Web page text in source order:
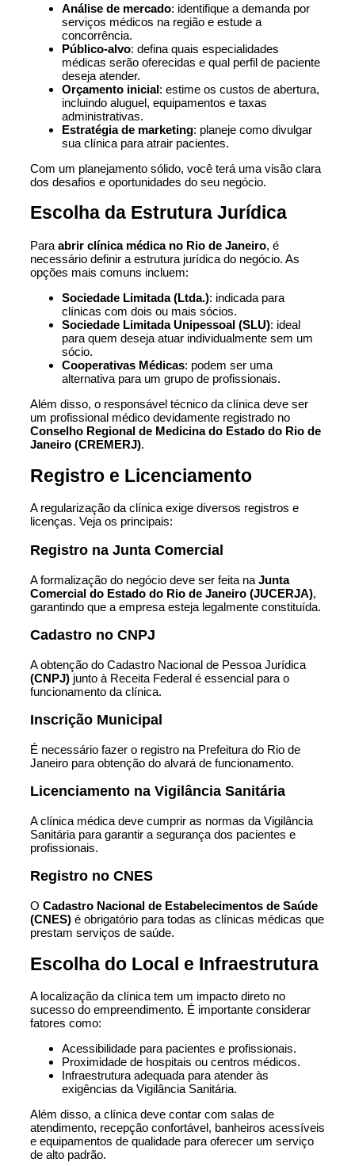
Análise de mercado: identifique a demanda por
serviços médicos na região e estude a
concorrência.
Público-alvo: defina quais especialidades
médicas serão oferecidas e qual perfil de paciente
deseja atender.
Orçamento inicial: estime os custos de abertura,
incluindo aluguel, equipamentos e taxas
administrativas.
Estratégia de marketing: planeje como divulgar
sua clínica para atrair pacientes.
Com um planejamento sólido, você terá uma visão clara
dos desafios e oportunidades do seu negócio.
Escolha da Estrutura Jurídica
Para abrir clínica médica no Rio de Janeiro, é
necessário definir a estrutura jurídica do negócio. As
opções mais comuns incluem:
Sociedade Limitada (Ltda.): indicada para
clínicas com dois ou mais sócios.
Sociedade Limitada Unipessoal (SLU): ideal
para quem deseja atuar individualmente sem um
sócio.
Cooperativas Médicas: podem ser uma
alternativa para um grupo de profissionais.
Além disso, o responsável técnico da clínica deve ser
um profissional médico devidamente registrado no
Conselho Regional de Medicina do Estado do Rio de
Janeiro (CREMERJ).
Registro e Licenciamento
A regularização da clínica exige diversos registros e
licenças. Veja os principais:
Registro na Junta Comercial
A formalização do negócio deve ser feita na Junta
Comercial do Estado do Rio de Janeiro (JUCERJA),
garantindo que a empresa esteja legalmente constituída.
Cadastro no CNPJ
A obtenção do Cadastro Nacional de Pessoa Jurídica
(CNPJ) junto à Receita Federal é essencial para o
funcionamento da clínica.
Inscrição Municipal
É necessário fazer o registro na Prefeitura do Rio de
Janeiro para obtenção do alvará de funcionamento.
Licenciamento na Vigilância Sanitária
A clínica médica deve cumprir as normas da Vigilância
Sanitária para garantir a segurança dos pacientes e
profissionais.
Registro no CNES
O Cadastro Nacional de Estabelecimentos de Saúde
(CNES) é obrigatório para todas as clínicas médicas que
prestam serviços de saúde.
Escolha do Local e Infraestrutura
A localização da clínica tem um impacto direto no
sucesso do empreendimento. É importante considerar
fatores como:
Acessibilidade para pacientes e profissionais.
Proximidade de hospitais ou centros médicos.
Infraestrutura adequada para atender às
exigências da Vigilância Sanitária.
Além disso, a clínica deve contar com salas de
atendimento, recepção confortável, banheiros acessíveis
e equipamentos de qualidade para oferecer um serviço
de alto padrão.